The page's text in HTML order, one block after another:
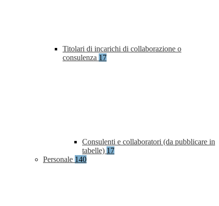
Titolari di incarichi di collaborazione o
consulenza 17
Consulenti e collaboratori (da pubblicare in
tabelle) 17
Personale 140